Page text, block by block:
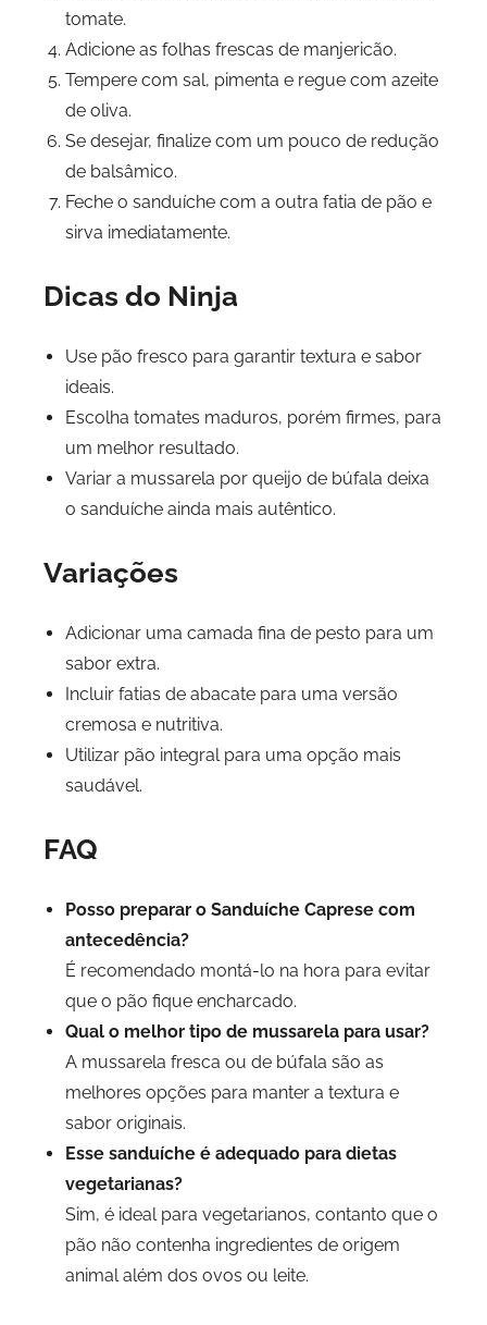
tomate.
Adicione as folhas frescas de manjericão.
Tempere com sal, pimenta e regue com azeite
de oliva.
Se desejar, finalize com um pouco de redução
de balsâmico.
Feche o sanduíche com a outra fatia de pão e
sirva imediatamente.
Dicas do Ninja
Use pão fresco para garantir textura e sabor
ideais.
Escolha tomates maduros, porém firmes, para
um melhor resultado.
Variar a mussarela por queijo de búfala deixa
o sanduíche ainda mais autêntico.
Variações
Adicionar uma camada fina de pesto para um
sabor extra.
Incluir fatias de abacate para uma versão
cremosa e nutritiva.
Utilizar pão integral para uma opção mais
saudável.
FAQ
Posso preparar o Sanduíche Caprese com
antecedência?
É recomendado montá-lo na hora para evitar
que o pão fique encharcado.
Qual o melhor tipo de mussarela para usar?
A mussarela fresca ou de búfala são as
melhores opções para manter a textura e
sabor originais.
Esse sanduíche é adequado para dietas
vegetarianas?
Sim, é ideal para vegetarianos, contanto que o
pão não contenha ingredientes de origem
animal além dos ovos ou leite.